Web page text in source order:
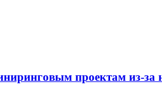
проектам из-за